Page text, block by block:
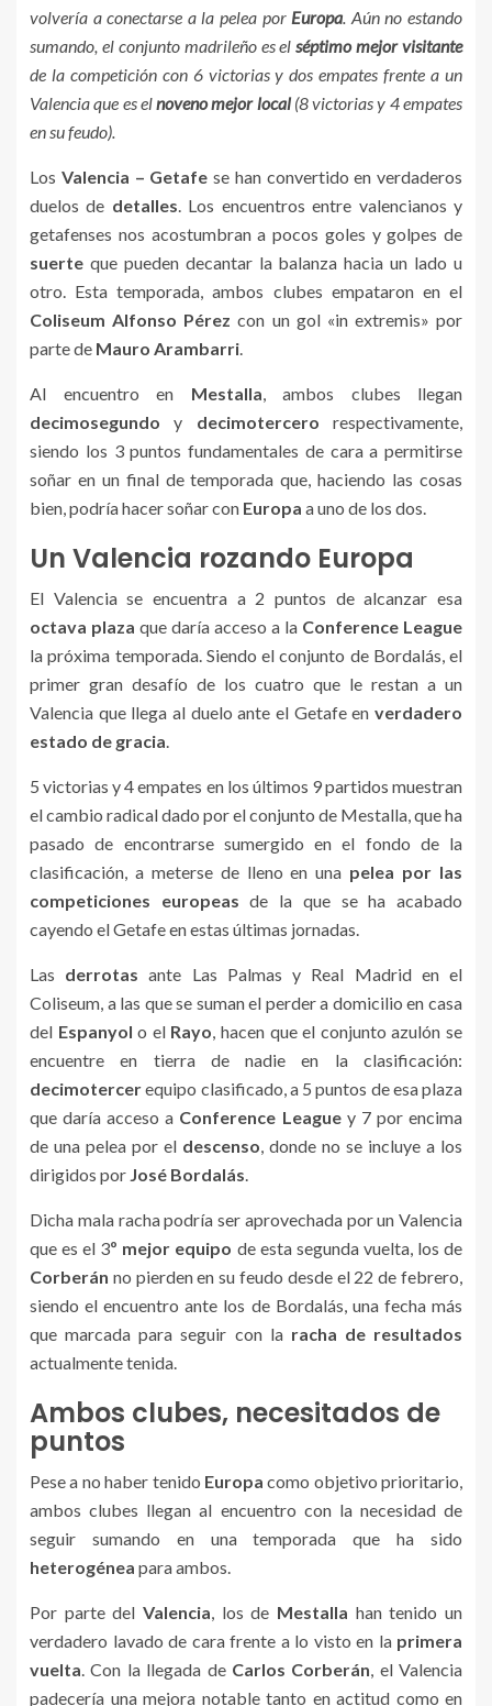
volvería a conectarse a la pelea por Europa. Aún no estando
sumando, el conjunto madrileño es elséptimo mejor visitante
de la competición con 6 victorias y dos empates frente a un
Valencia que es elnoveno mejor local(8 victorias y 4 empates
en su feudo).
Los Valencia – Getafe se han convertido en verdaderos
duelos de detalles. Los encuentros entre valencianos y
getafenses nos acostumbran a pocos goles y golpes de
suerte que pueden decantar la balanza hacia un lado u
otro. Esta temporada, ambos clubes empataron en el
Coliseum Alfonso Pérez con un gol «in extremis» por
parte de Mauro Arambarri.
Al encuentro en Mestalla, ambos clubes llegan
decimosegundo y decimotercero respectivamente,
siendo los 3 puntos fundamentales de cara a permitirse
soñar en un final de temporada que, haciendo las cosas
bien, podría hacer soñar con Europa a uno de los dos.
Un Valencia rozando Europa
El Valencia se encuentra a 2 puntos de alcanzar esa
octava plaza que daría acceso a la Conference League
la próxima temporada. Siendo el conjunto de Bordalás, el
primer gran desafío de los cuatro que le restan a un
Valencia que llega al duelo ante el Getafe en verdadero
estado de gracia.
5 victorias y 4 empates en los últimos 9 partidos muestran
el cambio radical dado por el conjunto de Mestalla, que ha
pasado de encontrarse sumergido en el fondo de la
clasificación, a meterse de lleno en una pelea por las
competiciones europeas de la que se ha acabado
cayendo el Getafe en estas últimas jornadas.
Las derrotas ante Las Palmas y Real Madrid en el
Coliseum, a las que se suman el perder a domicilio en casa
del Espanyol o el Rayo, hacen que el conjunto azulón se
encuentre en tierra de nadie en la clasificación:
decimotercerequipo clasificado, a 5 puntos de esa plaza
que daría acceso a Conference Leaguey 7 por encima
de una pelea por el descenso, donde no se incluye a los
dirigidos por José Bordalás.
Dicha mala racha podría ser aprovechada por un Valencia
que es el 3º mejor equipo de esta segunda vuelta, los de
Corberán no pierden en su feudo desde el 22 de febrero,
siendo el encuentro ante los de Bordalás, una fecha más
que marcada para seguir con la racha de resultados
actualmente tenida.
Ambos clubes, necesitados de
puntos
Pese a no haber tenido Europa como objetivo prioritario,
ambos clubes llegan al encuentro con la necesidad de
seguir sumando en una temporada que ha sido
heterogénea para ambos.
Por parte del Valencia, los de Mestalla han tenido un
verdadero lavado de cara frente a lo visto en la primera
vuelta. Con la llegada de Carlos Corberán, el Valencia
padecería una mejora notable tanto en actitud como en